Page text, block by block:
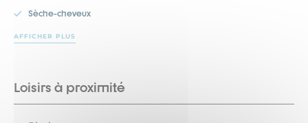
Sèche-cheveux
AFFICHER PLUS
Loisirs à proximité